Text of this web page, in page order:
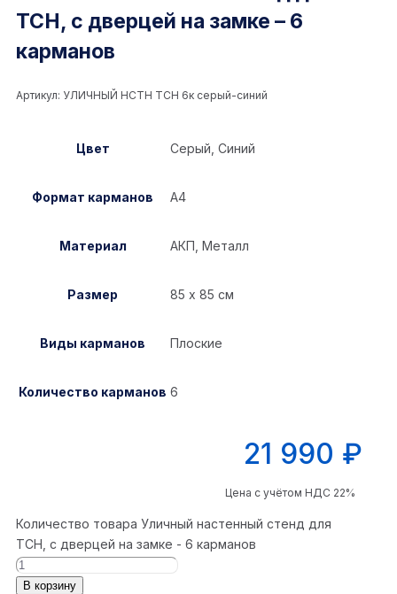
ТСН, с дверцей на замке – 6
карманов
Артикул: УЛИЧНЫЙ НСТН ТСН 6к серый-синий
Цвет Серый, Синий
Формат карманов А4
Материал АКП, Металл
Размер 85 х 85 см
Виды карманов Плоские
Количество карманов 6
21 990 ₽
Цена с учётом НДС 22%
Количество товара Уличный настенный стенд для
ТСН, с дверцей на замке - 6 карманов
В корзину